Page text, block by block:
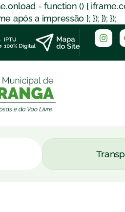
= function () {
após a impressão }; }); }); });